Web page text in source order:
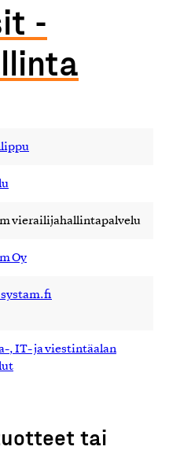
-
vierailijahallintapalvelu
Oy
, IT- ja viestintäalan
tai